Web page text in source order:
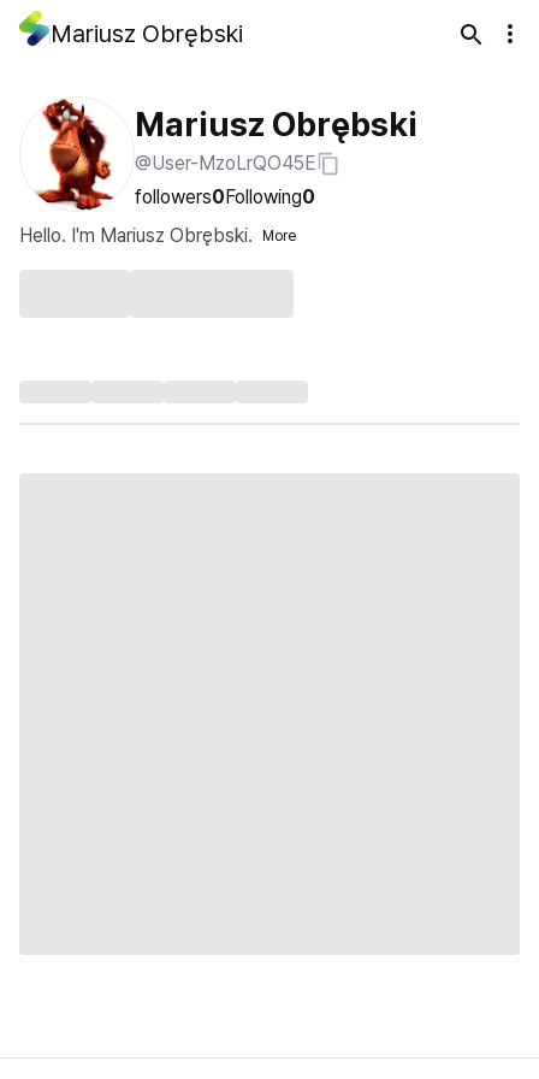
Mariusz Obrębski
Mariusz Obrębski
@User-MzoLrQO45E
followers0Following0
Hello. I'm Mariusz Obrębski.
More